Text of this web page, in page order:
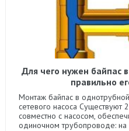
Для чего нужен байпас
правильно
Монтаж байпас в
сетевого насоса Существуют
совместно с насосом,
одиночном трубопроводе: на